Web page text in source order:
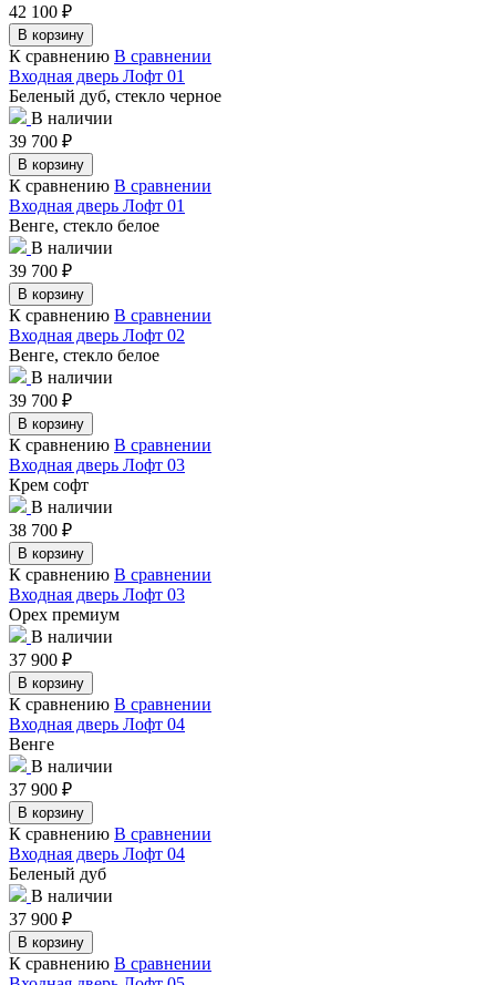
42 100 ₽
В корзину
К сравнению В сравнении
Входная дверь Лофт 01
Беленый дуб, стекло черное
В наличии
39 700 ₽
В корзину
К сравнению В сравнении
Входная дверь Лофт 01
Венге, стекло белое
В наличии
39 700 ₽
В корзину
К сравнению В сравнении
Входная дверь Лофт 02
Венге, стекло белое
В наличии
39 700 ₽
В корзину
К сравнению В сравнении
Входная дверь Лофт 03
Крем софт
В наличии
38 700 ₽
В корзину
К сравнению В сравнении
Входная дверь Лофт 03
Орех премиум
В наличии
37 900 ₽
В корзину
К сравнению В сравнении
Входная дверь Лофт 04
Венге
В наличии
37 900 ₽
В корзину
К сравнению В сравнении
Входная дверь Лофт 04
Беленый дуб
В наличии
37 900 ₽
В корзину
К сравнению В сравнении